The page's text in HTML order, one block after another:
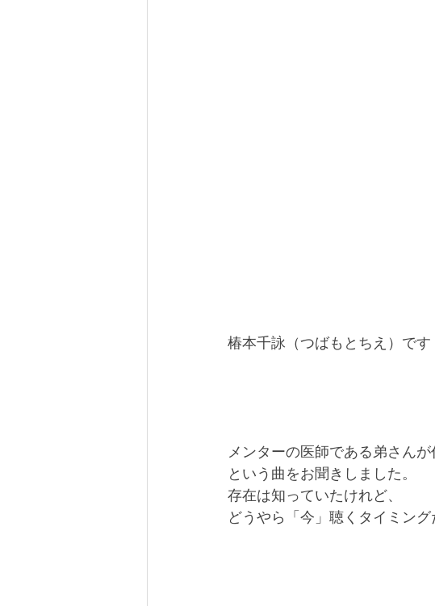
椿本千詠（つばもとちえ）です
メンターの医師である弟さんが
という曲をお聞きしました。
存在は知っていたけれど、
どうやら「今」聴くタイミング